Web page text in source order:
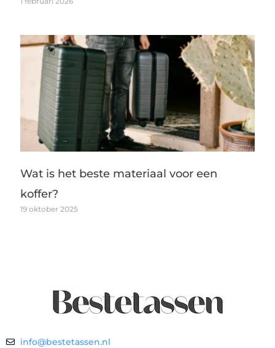
Wat is het beste materiaal voor een
koffer?
19 oktober 2025
info@bestetassen.nl